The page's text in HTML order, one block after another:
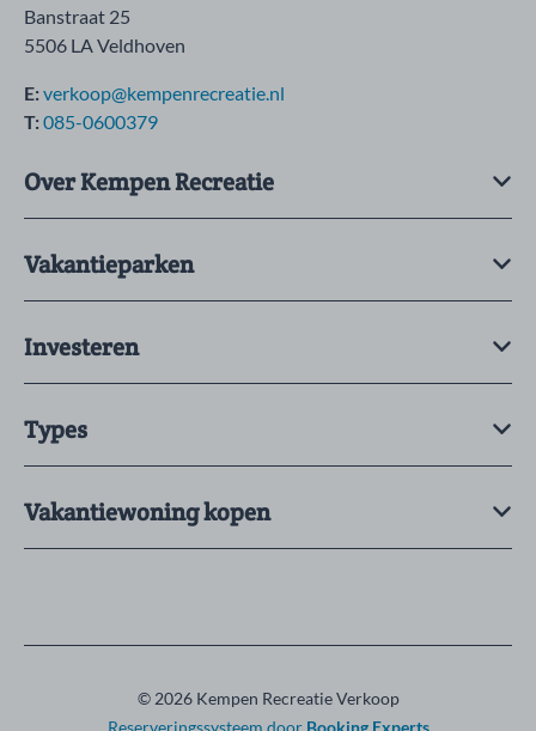
Banstraat 25
5506 LA Veldhoven
E:verkoop@kempenrecreatie.nl
T:085-0600379
Over Kempen Recreatie
Vakantieparken
Investeren
Types
Vakantiewoning kopen
© 2026 Kempen Recreatie Verkoop
Reserveringssysteem door Booking Experts